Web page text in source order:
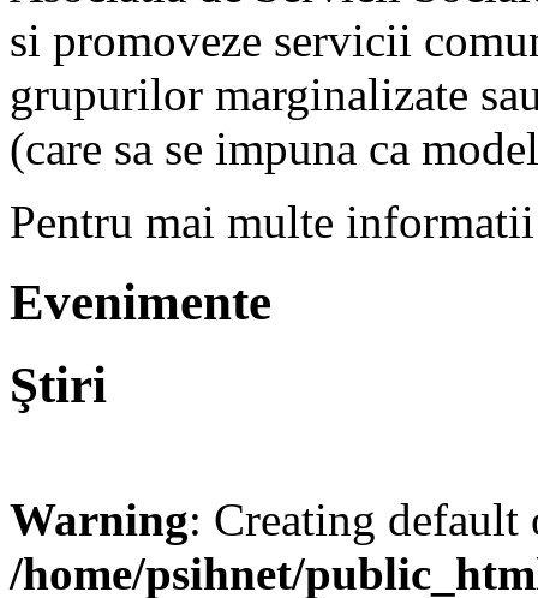
si promoveze servicii
grupurilor marginalizate
(care sa se impuna ca
Pentru mai multe
Evenimente
Ştiri
Warning: Creating
/home/psihnet/